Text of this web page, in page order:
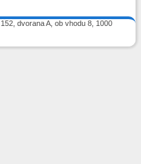
dvorana A, ob vhodu 8, 1000